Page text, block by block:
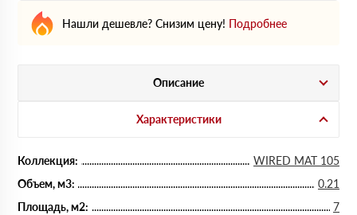
Нашли дешевле? Снизим цену! Подробнее
Описание
Характеристики
Коллекция:
WIRED MAT 105
Объем, м3:
0.21
Площадь, м2:
7